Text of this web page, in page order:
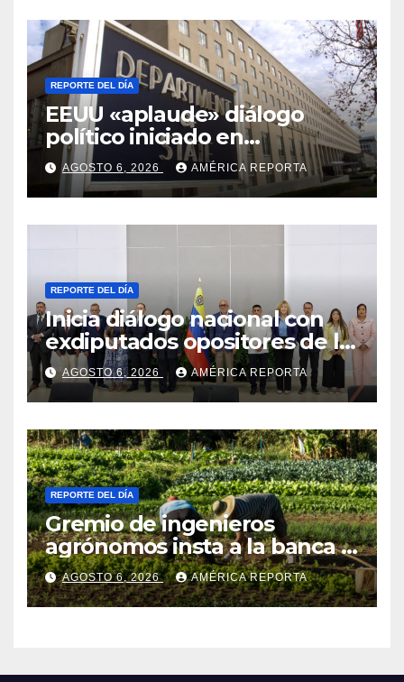
REPORTE DEL DÍA
EEUU «aplaude» diálogo
político iniciado en
Venezuela
AGOSTO 6, 2026 AMÉRICA REPORTA
REPORTE DEL DÍA
Inicia diálogo nacional con
exdiputados opositores de la
AN de 2015
AGOSTO 6, 2026 AMÉRICA REPORTA
REPORTE DEL DÍA
Gremio de ingenieros
agrónomos insta a la banca a
financiar la agricultura
familiar
AGOSTO 6, 2026 AMÉRICA REPORTA